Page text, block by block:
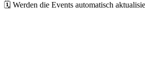
🗓️ Werden die Events automatisch